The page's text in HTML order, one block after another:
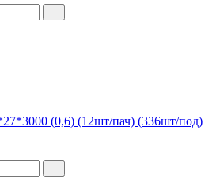
(0,6) (12шт/пач) (336шт/под)